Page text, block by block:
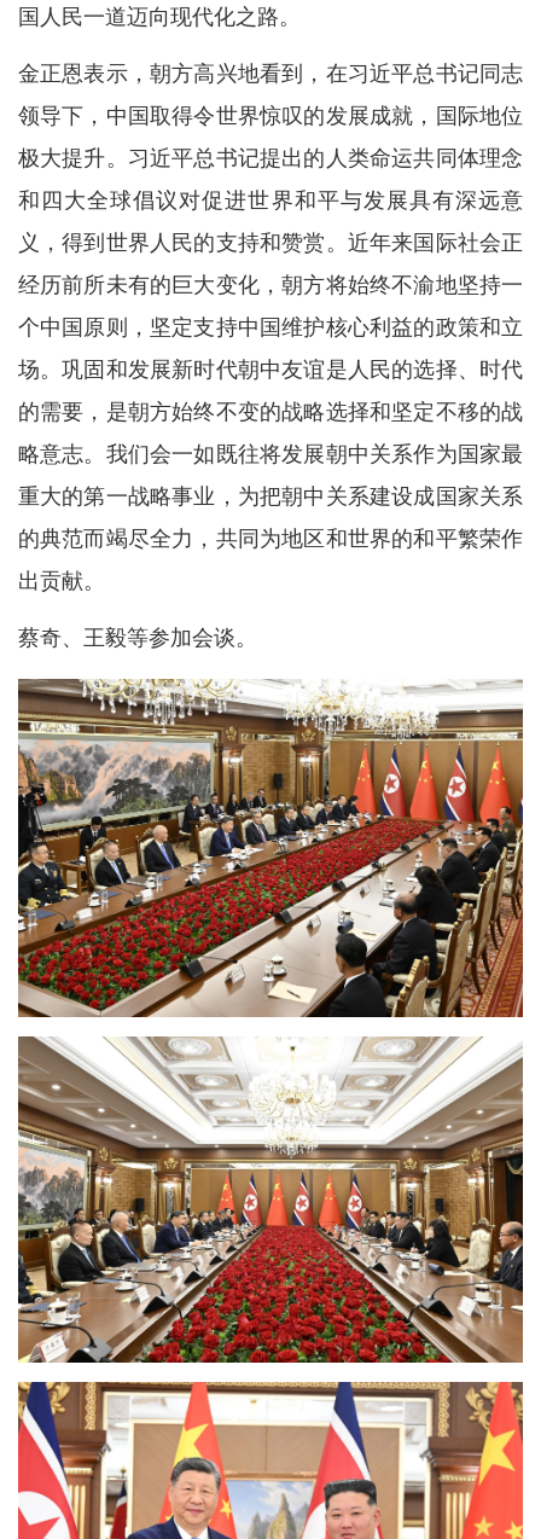
国人民一道迈向现代化之路。
金正恩表示，朝方高兴地看到，在习近平总书记同志
领导下，中国取得令世界惊叹的发展成就，国际地位
极大提升。习近平总书记提出的人类命运共同体理念
和四大全球倡议对促进世界和平与发展具有深远意
义，得到世界人民的支持和赞赏。近年来国际社会正
经历前所未有的巨大变化，朝方将始终不渝地坚持一
个中国原则，坚定支持中国维护核心利益的政策和立
场。巩固和发展新时代朝中友谊是人民的选择、时代
的需要，是朝方始终不变的战略选择和坚定不移的战
略意志。我们会一如既往将发展朝中关系作为国家最
重大的第一战略事业，为把朝中关系建设成国家关系
的典范而竭尽全力，共同为地区和世界的和平繁荣作
出贡献。
蔡奇、王毅等参加会谈。